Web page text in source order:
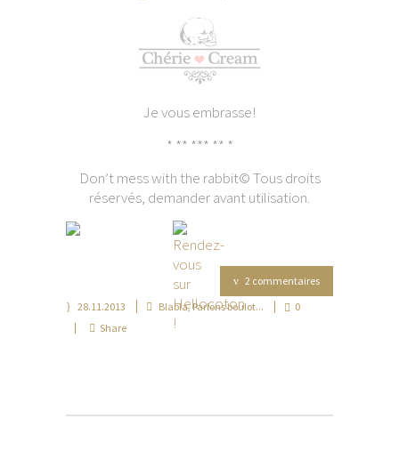
Je vous embrasse!
* ** *** ** *
Don’t mess with the rabbit© Tous droits
réservés, demander avant utilisation.
2 commentaires
28.11.2013
Blabla,Parlons boulot...
0
Share